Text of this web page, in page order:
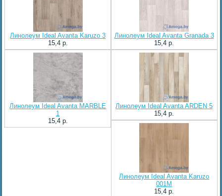
Линолеум Ideal Avanta Karuzo 3
15,4 p.
Линолеум Ideal Avanta Granada 3
15,4 p.
Линолеум Ideal Avanta MARBLE
1
15,4 p.
Линолеум Ideal Avanta ARDEN 5
15,4 p.
Линолеум Ideal Avanta Karuzo
001M
15,4 p.